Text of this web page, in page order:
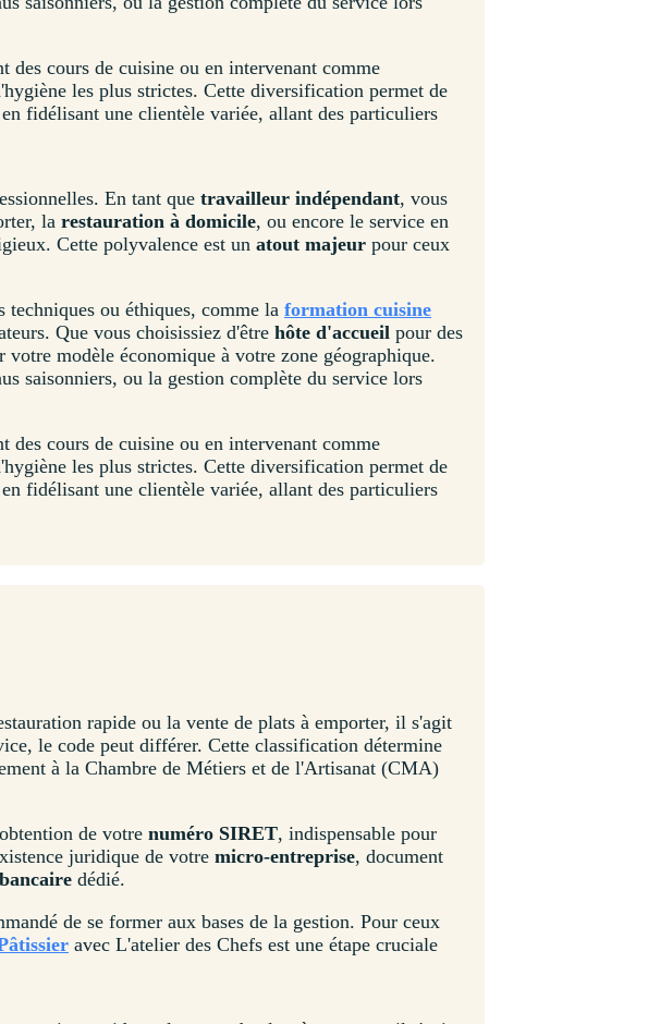
cours de cuisine ou en intervenant comme
les plus strictes. Cette diversification permet de
fidélisant une clientèle variée, allant des particuliers
En tant que travailleur indépendant, vous
la restauration à domicile, ou encore le service en
Cette polyvalence est un atout majeur pour ceux
techniques ou éthiques, comme la formation cuisine
Que vous choisissiez d'être hôte d'accueil pour des
modèle économique à votre zone géographique.
saisonniers, ou la gestion complète du service lors
cours de cuisine ou en intervenant comme
les plus strictes. Cette diversification permet de
fidélisant une clientèle variée, allant des particuliers
rapide ou la vente de plats à emporter, il s'agit
le code peut différer. Cette classification détermine
à la Chambre de Métiers et de l'Artisanat (CMA)
de votre numéro SIRET, indispensable pour
juridique de votre micro-entreprise, document
dédié.
de se former aux bases de la gestion. Pour ceux
avec L'atelier des Chefs est une étape cruciale